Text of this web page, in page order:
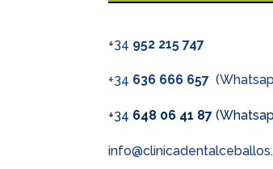
+34 952 215 747
+34 636 666 657
+34 648 06 41 87